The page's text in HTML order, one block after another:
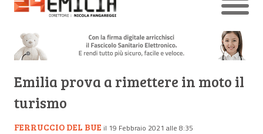
Emilia prova a rimettere in moto il
turismo
FERRUCCIO DEL BUE il 19 Febbraio 2021 alle 8:35